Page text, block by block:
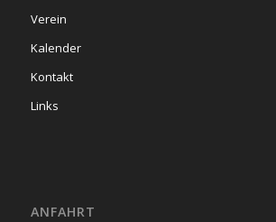
Verein
Kalender
Kontakt
Links
ANFAHRT